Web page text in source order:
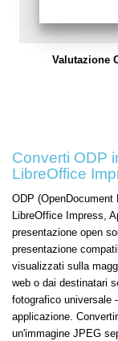
Valutazione
Converti ODP
LibreOffice
ODP
LibreOffice Impress,
presentazione open
presentazione
visualizzati sulla
web o dai destinatari
fotografico universale
applicazione.
un'immagine JPEG